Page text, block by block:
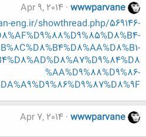
wwwparvane
Apr 9, 2014
eng.ir/showthread.php/569146-
%AA%D9%88%D9%86-
wwwparvane
Apr 7, 2014